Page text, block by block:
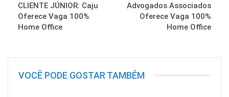
CLIENTE JÚNIOR: Caju
Oferece Vaga 100%
Home Office
Advogados Associados
Oferece Vaga 100%
Home Office
VOCÊ PODE GOSTAR TAMBÉM